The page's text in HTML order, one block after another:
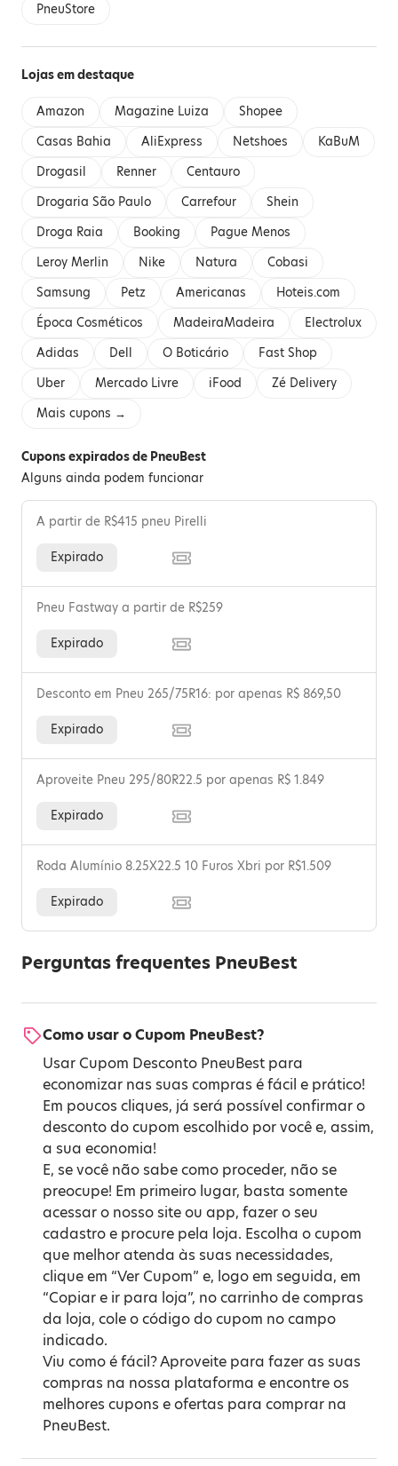
PneuStore
Lojas em destaque
Amazon Magazine Luiza
Shopee
Casas Bahia
AliExpress Netshoes
KaBuM
Drogasil
Renner
Centauro
Drogaria São Paulo
Carrefour
Shein
Droga Raia
Booking
Pague Menos
Leroy Merlin
Nike Natura
Cobasi
Samsung
Petz Americanas
Hoteis.com
Época Cosméticos
MadeiraMadeira
Electrolux
Adidas
Dell O Boticário
Fast Shop
Uber
Mercado Livre iFood
Zé Delivery
Mais cupons →
Cupons expirados de PneuBest
Alguns ainda podem funcionar
A partir de R$415 pneu Pirelli
Expirado
Pneu Fastway a partir de R$259
Expirado
Desconto em Pneu 265/75R16: por apenas R$ 869,50
Expirado
Aproveite Pneu 295/80R22.5 por apenas R$ 1.849
Expirado
Roda Alumínio 8.25X22.5 10 Furos Xbri por R$1.509
Expirado
Perguntas frequentes PneuBest
Como usar o Cupom PneuBest?
Usar Cupom Desconto PneuBest para
economizar nas suas compras é fácil e prático!
Em poucos cliques, já será possível confirmar o
desconto do cupom escolhido por você e, assim,
a sua economia!
E, se você não sabe como proceder, não se
preocupe! Em primeiro lugar, basta somente
acessar o nosso site ou app, fazer o seu
cadastro e procure pela loja. Escolha o cupom
que melhor atenda às suas necessidades,
clique em “Ver Cupom” e, logo em seguida, em
“Copiar e ir para loja”, no carrinho de compras
da loja, cole o código do cupom no campo
indicado.
Viu como é fácil? Aproveite para fazer as suas
compras na nossa plataforma e encontre os
melhores cupons e ofertas para comprar na
PneuBest.